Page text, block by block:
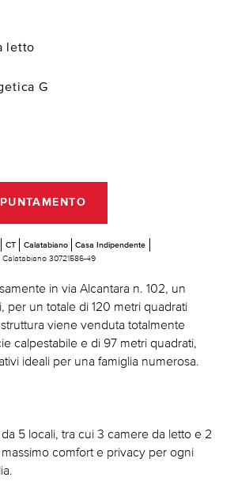
letto
G
CT Calatabiano
Casa Indipendente
30721586-49
in via Alcantara n. 102, un
per un totale di 120 metri quadrati
viene venduta totalmente
calpestabile e di 97 metri quadrati,
ideali per una famiglia numerosa.
5 locali, tra cui 3 camere da letto e 2
comfort e privacy per ogni